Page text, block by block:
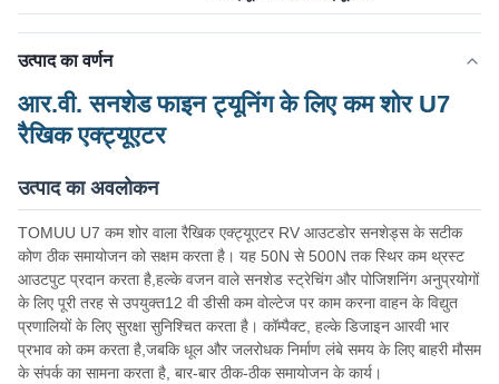
उत्पाद का वर्णन
आर.वी. सनशेड फाइन ट्यूनिंग के लिए कम शोर U7
रैखिक एक्ट्यूएटर
उत्पाद का अवलोकन
TOMUU U7 कम शोर वाला रैखिक एक्ट्यूएटर RV आउटडोर सनशेड्स के सटीक
कोण ठीक समायोजन को सक्षम करता है। यह 50N से 500N तक स्थिर कम थ्रस्ट
आउटपुट प्रदान करता है,हल्के वजन वाले सनशेड स्ट्रेचिंग और पोजिशनिंग अनुप्रयोगों
के लिए पूरी तरह से उपयुक्त12 वी डीसी कम वोल्टेज पर काम करना वाहन के विद्युत
प्रणालियों के लिए सुरक्षा सुनिश्चित करता है। कॉम्पैक्ट, हल्के डिजाइन आरवी भार
प्रभाव को कम करता है,जबकि धूल और जलरोधक निर्माण लंबे समय के लिए बाहरी मौसम
के संपर्क का सामना करता है, बार-बार ठीक-ठीक समायोजन के कार्य।